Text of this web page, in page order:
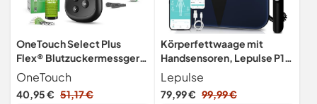
OneTouch Select Plus
Flex® Blutzuckermessgerät
Starterset Diabetes mmo/L
| Set inkl. 40 Teststreifen &
40 Lanzetten & 1 Etui –
OneTouch
40,95 € 51,17 €
Körperfettwaage mit
Handsensoren, Lepulse P1
Körperanalysewaage mit
App, Waage mit Körperfett
und Muskelmasse,
Lepulse
79,99 € 99,99 €